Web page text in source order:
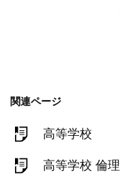
関連ページ
高等学校
高等学校 倫理